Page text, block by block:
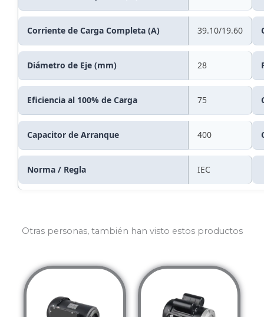
Corriente de Carga Completa (A) 39.10/19.60
Diámetro de Eje (mm) 28
Eficiencia al 100% de Carga 75
Capacitor de Arranque 400
Norma / Regla IEC
Otras personas, también han visto estos productos